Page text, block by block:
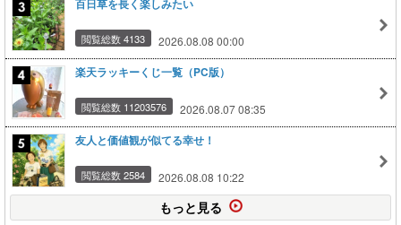
百日草を長く楽しみたい
閲覧総数 4133 2026.08.08 00:00
楽天ラッキーくじ一覧（PC版）
閲覧総数 11203576 2026.08.07 08:35
友人と価値観が似てる幸せ！
閲覧総数 2584 2026.08.08 10:22
もっと見る